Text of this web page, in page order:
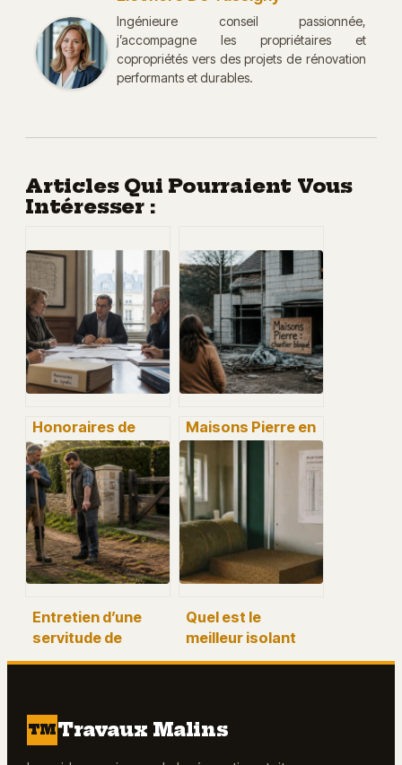
Ingénieure conseil passionnée,
j’accompagne les propriétaires et
copropriétés vers des projets de rénovation
performants et durables.
Articles Qui Pourraient Vous
Intéresser :
Honoraires de
syndic sur travaux
: 3 règles pour
éviter les
surfacturations
Maisons Pierre en
difficulté : 32 000
€ de pénalités
impayées et 3
réflexes pour
sauver votre
chantier
Entretien d’une
servitude de
passage : 3 règles
conflits
Quel est le
meilleur isolant
phonique ? 5
silence durable
TMTravaux Malins